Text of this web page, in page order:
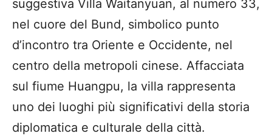
suggestiva Villa Waitanyuan, al numero 33,
nel cuore del Bund, simbolico punto
d’incontro tra Oriente e Occidente, nel
centro della metropoli cinese. Affacciata
sul fiume Huangpu, la villa rappresenta
uno dei luoghi più significativi della storia
diplomatica e culturale della città.